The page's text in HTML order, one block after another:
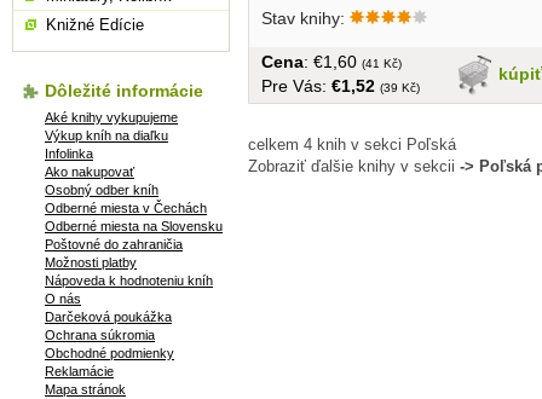
Stav knihy:
kúpiť
Cena: €1,60 (41 Kč)
Pre Vás: €1,52 (39 Kč)
celkem 4 knih v sekci Poľská
Zobraziť ďalšie knihy v sekcii -> Poľská
Knižné Edície
Dôležité informácie
Aké knihy vykupujeme
Výkup kníh na diaľku
Infolinka
Ako nakupovať
Osobný odber kníh
Odberné miesta v Čechách
Odberné miesta na Slovensku
Poštovné do zahraničia
Možnosti platby
Nápoveda k hodnoteniu kníh
O nás
Darčeková poukážka
Ochrana súkromia
Obchodné podmienky
Reklamácie
Mapa stránok